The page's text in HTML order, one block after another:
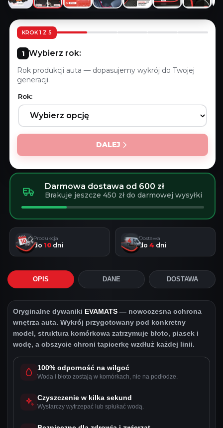
KROK 1 Z 5
Wybierz rok:
Rok produkcji auta — dopasujemy wykrój do Twojej
generacji.
Rok:
DALEJ
Darmowa dostawa od 600 zł
Brakuje jeszcze 450 zł do darmowej wysyłki
Produkcja
do 10 dni
Dostawa
do 4 dni
OPIS DANE DOSTAWA
Oryginalne dywaniki EVAMATS — nowoczesna ochrona
wnętrza auta. Wykrój przygotowany pod konkretny
model, struktura komórkowa zatrzymuje błoto, piasek i
wodę, a obszycie chroni tapicerkę wzdłuż każdej linii.
100% odporność na wilgoć
Woda i błoto zostają w komórkach, nie na podłodze.
Czyszczenie w kilka sekund
Wystarczy wytrzepać lub spłukać wodą.